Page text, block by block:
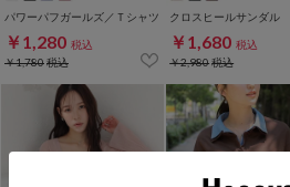
パワーパフガールズ／Ｔシャツ
￥1,280 税込
￥1,780税込
クロスヒールサンダル
￥1,680 税込
￥2,980税込